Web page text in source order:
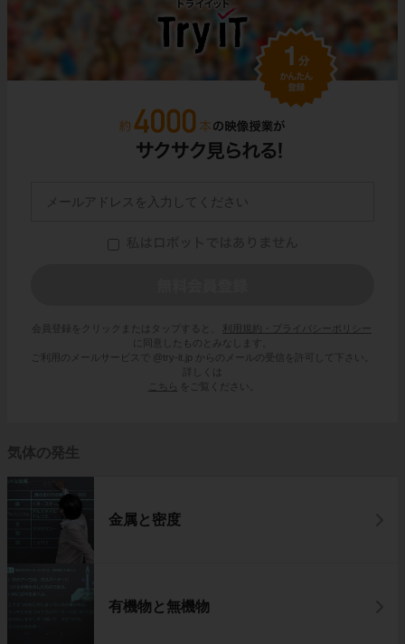
会員登録をクリックまたはタップすると、
利用規約・プライバシーポリシー
に同意したものとみなします。
ご利用のメールサービスで @try-it.jp からのメールの受信を許可して下さい。
詳しくは
こちら
をご覧ください。
気体の発生
金属と密度
有機物と無機物